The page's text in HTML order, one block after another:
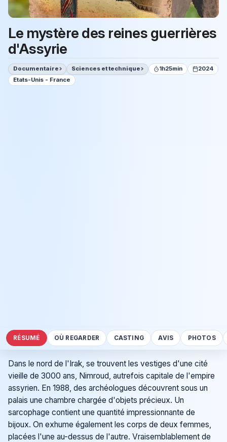
Le mystère des reines guerrières
d'Assyrie
Documentaire Sciences et technique 1h25min
2024
Etats-Unis - France
RÉSUMÉ OÙ REGARDER CASTING AVIS PHOTOS
Dans le nord de l'Irak, se trouvent les vestiges d'une cité
vieille de 3000 ans, Nimroud, autrefois capitale de l'empire
assyrien. En 1988, des archéologues découvrent sous un
palais une chambre chargée d'objets précieux. Un
sarcophage contient une quantité impressionnante de
bijoux. On exhume également les corps de deux femmes,
placées l'une au-dessus de l'autre. Vraisemblablement de